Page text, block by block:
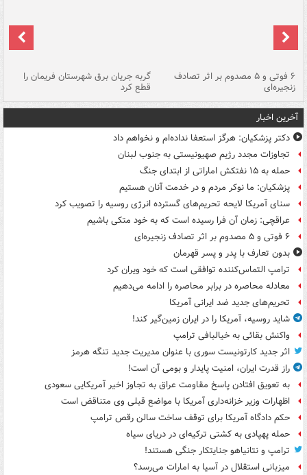
۶ فوتی و ۵ مصدوم بر اثر تصادف
زنجیره‌ای
گربه جریان برق شهرستان فریمان را
قطع کرد
آخرین اخبار
دکتر پزشکیان: هرگز استعفا نداده‌ام و نخواهم داد
تجاوزات مجدد رژیم صهیونیستی به جنوب لبنان
حمله به ۱۵ نفتکش‌ اماراتی از ابتدای جنگ
پزشکیان: ما نوکر مردم و در خدمت آنان هستیم
سنای آمریکا لایحه تحریم‌های گسترده انرژی روسیه را تصویب کرد
عراقچی: زمان آن فرا رسیده است که به خود متکی باشیم
۶ فوتی و ۵ مصدوم بر اثر تصادف زنجیره‌ای
بدون تعارف با پدر و پسر قهرمان
ترامپ التماس‌کننده توافقی است که خود ویران کرد
معادله محاصره در برابر محاصره را ادامه می‌دهیم
تحریم‌های جدید ضد ایرانی آمریکا
شاید روسیه، آمریکا را در ایران زمین‌گیر کند!
واکنش بقائی به خیالبافی ترامپ
اثر جدید کارتونیست سوری با عنوان مدیریت جدید تنگه هرمز
راز قدرت ایران، امنیت پایدار و بومی آن است!
به تعویق افتادن پاسخ مقاومت عراق به تجاوز اخیر آمریکایی سعودی
اظهارات وزیر خزانه‌داری آمریکا با مواضع قبلی وی متناقض است
حکم دادگاه آمریکا برای توقف ساخت سالن رقص ترامپ
حمله پهپادی به کشتی ترکیه‌ای در دریای سیاه
ترامپ و نتانیاهو جنایتکار جنگی هستند!
میزبانی استقلال در آسیا به امارات می‌رسد؟